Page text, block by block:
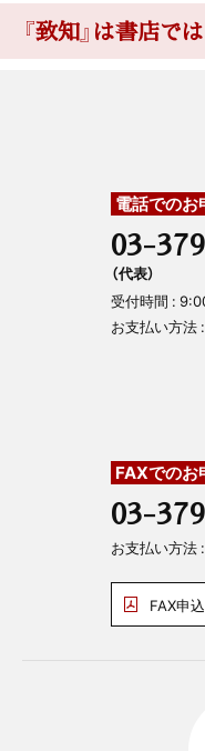
『致知』は書店で
電話でのお
03-
（代表）
受付時間 :
お支払い方法
FAXでのお
03-
お支払い方法
FAX申